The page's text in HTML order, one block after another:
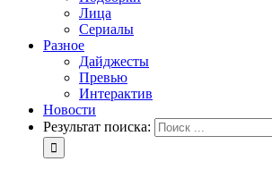
Лица
Сериалы
Разное
Дайджесты
Превью
Интерактив
Новости
Результат поиска: